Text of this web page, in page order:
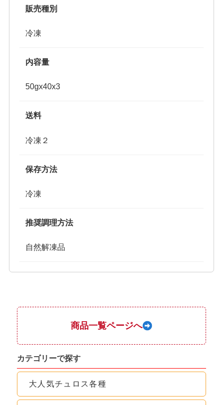
販売種別
冷凍
内容量
50gx40x3
送料
冷凍２
保存方法
冷凍
推奨調理方法
自然解凍品
商品一覧ページへ
カテゴリーで探す
大人気チュロス各種